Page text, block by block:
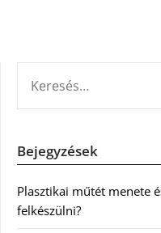
Bejegyzések
Plasztikai műtét menete
felkészülni?